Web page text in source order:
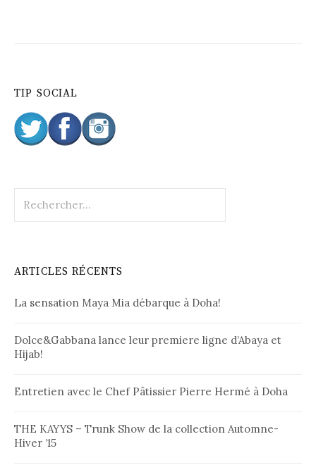
TIP SOCIAL
r
h
r
ARTICLES RÉCENTS
La sensation Maya Mia débarque à Doha!
Dolce&Gabbana lance leur premiere ligne d’Abaya et
Hijab!
Entretien avec le Chef Pâtissier Pierre Hermé à Doha
THE KAYYS – Trunk Show de la collection Automne-
Hiver ’15